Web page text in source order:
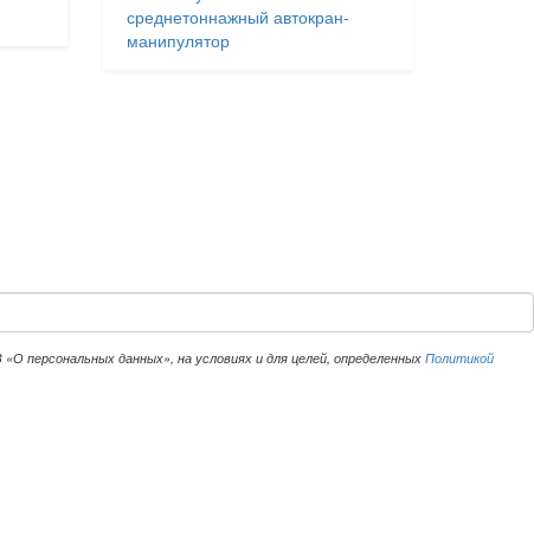
среднетоннажный автокран-
манипулятор
персональных данных», на условиях и для целей, определенных Политикой